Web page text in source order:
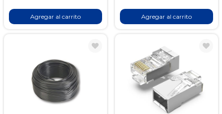
Agregar al carrito Agregar al carrito